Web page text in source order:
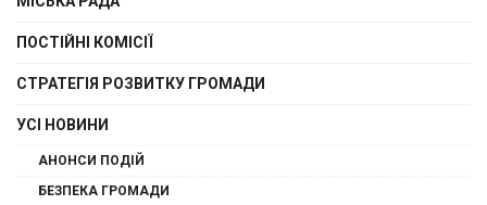
ПОСТІЙНІ КОМІСІЇ
СТРАТЕГІЯ РОЗВИТКУ ГРОМАДИ
УСІ НОВИНИ
АНОНСИ ПОДІЙ
БЕЗПЕКА ГРОМАДИ